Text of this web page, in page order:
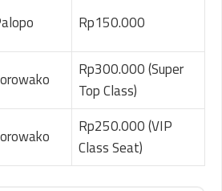
Rp150.000
Rp300.000 (Super
Top Class)
Rp250.000 (VIP
Class Seat)